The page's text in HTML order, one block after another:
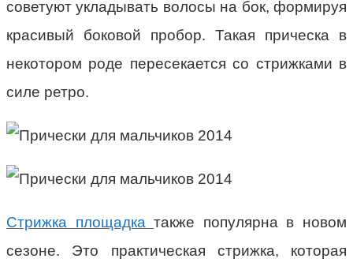
советуют укладывать волосы на бок, формируя
красивый боковой пробор. Такая прическа в
некотором роде пересекается со стрижками в
силе ретро.
Стрижка площадкатакже популярна в новом
сезоне. Это практическая стрижка, которая